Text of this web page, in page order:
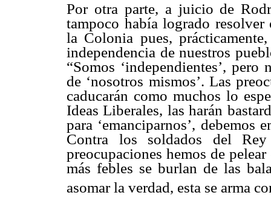
Por otra parte, a juicio de
tampoco había logrado
la Colonia pues,
independencia de nuestros
“Somos ‘independientes’,
de ‘nosotros mismos’. Las
caducarán como muchos lo
Ideas Liberales, las harán
para ‘emanciparnos’, debemos
Contra los soldados del
preocupaciones hemos de
más febles se burlan de las
asomar la verdad, esta se arma